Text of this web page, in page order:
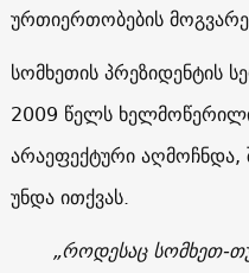
ურთიერთობების
სომხეთის პრეზიდენტის
2009 წელს
არაეფექტური აღმოჩნდა,
უნდა ითქვას.
„როდესაც სომხეთ-